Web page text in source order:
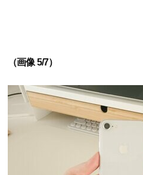
（画像 5/7）